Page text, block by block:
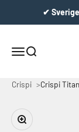
✔
MenySök
Crispi Crispi
Zooma